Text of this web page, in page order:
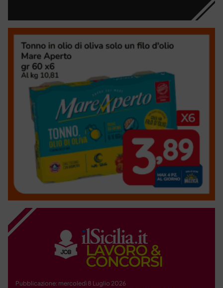
Pubblicazione: mercoledì 8 Luglio 2026